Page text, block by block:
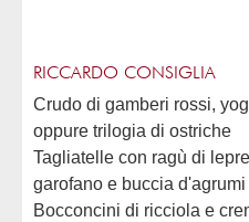
RICCARDO CONSIGLIA
Crudo di gamberi rossi,
oppure trilogia di ostriche
Tagliatelle con ragù di
garofano e buccia d'agrumi
Bocconcini di ricciola e